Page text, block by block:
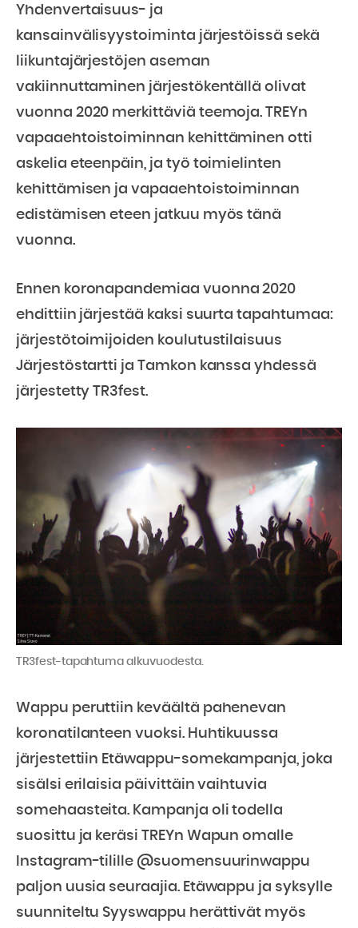
Yhdenvertaisuus- ja
kansainvälisyystoiminta järjestöissä sekä
liikuntajärjestöjen aseman
vakiinnuttaminen järjestökentällä olivat
vuonna 2020 merkittäviä teemoja. TREYn
vapaaehtoistoiminnan kehittäminen otti
askelia eteenpäin, ja työ toimielinten
kehittämisen ja vapaaehtoistoiminnan
edistämisen eteen jatkuu myös tänä
vuonna.
Ennen koronapandemiaa vuonna 2020
ehdittiin järjestää kaksi suurta tapahtumaa:
järjestötoimijoiden koulutustilaisuus
Järjestöstartti ja Tamkon kanssa yhdessä
järjestetty TR3fest.
TR3fest-tapahtuma alkuvuodesta.
Wappu peruttiin keväältä pahenevan
koronatilanteen vuoksi. Huhtikuussa
järjestettiin Etäwappu-somekampanja, joka
sisälsi erilaisia päivittäin vaihtuvia
somehaasteita. Kampanja oli todella
suosittu ja keräsi TREYn Wapun omalle
Instagram-tilille @suomensuurinwappu
paljon uusia seuraajia. Etäwappu ja syksylle
suunniteltu Syyswappu herättivät myös